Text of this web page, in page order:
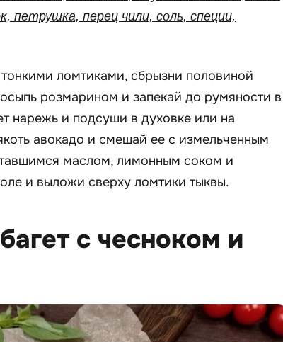
петрушка, перец чили, соль, специи,
ломтиками, сбрызни половиной
розмарином и запекай до румяности в
нарежь и подсуши в духовке или на
авокадо и смешай ее с измельченным
маслом, лимонным соком и
и выложи сверху ломтики тыквы.
с чесноком и